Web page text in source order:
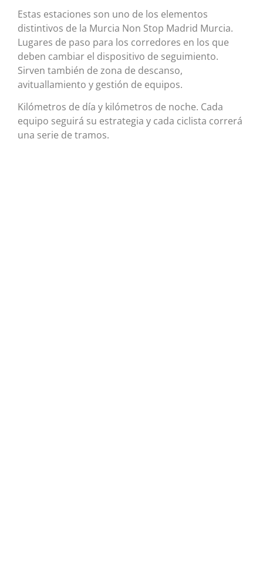
Estas estaciones son uno de los elementos
distintivos de la Murcia Non Stop Madrid Murcia.
Lugares de paso para los corredores en los que
deben cambiar el dispositivo de seguimiento.
Sirven también de zona de descanso,
avituallamiento y gestión de equipos.
Kilómetros de día y kilómetros de noche. Cada
equipo seguirá su estrategia y cada ciclista correrá
una serie de tramos.